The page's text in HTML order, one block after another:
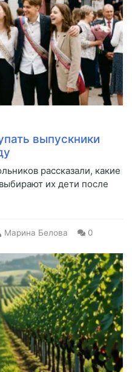
выпускники
рассказали, какие
их дети после
Марина Белова 0